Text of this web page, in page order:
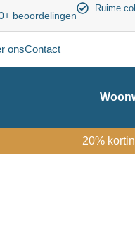
beoordelingen
Ruime
onsContact
20%